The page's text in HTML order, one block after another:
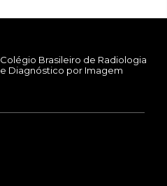
Colégio Brasileiro de Radiologia
e Diagnóstico por Imagem